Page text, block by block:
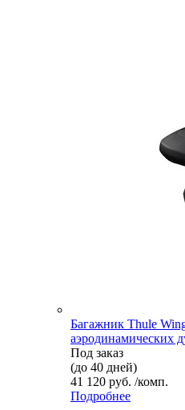
Багажник Thule
аэродинамических
Под заказ
(до 40 дней)
41 120 руб. /комп.
Подробнее